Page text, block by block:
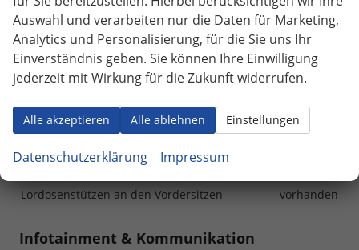
12V-Steckdose vorn und im Fond
vorhanden
Armlehne hinten
vorhanden
Sitzheizung, vorn und hinten
vorhanden
Induktionsladegerät für Smartphones
vorhanden
Rücksitzbank ungeteilt, Rückenlehne geteilt und
umklappbar
Lordosenstützen an den Vordersitzen
vorhanden
Infotainment & Kommunikation
Auswahl und verarbeiten nur die Daten für Marketing,
Analytics und Personalisierung, für die Sie uns Ihr
Einverständnis geben. Sie können Ihre Einwilligung
jederzeit mit Wirkung für die Zukunft widerrufen.
Alle akzeptieren Alle ablehnen Einstellungen
Datenschutzerklärung Impressum